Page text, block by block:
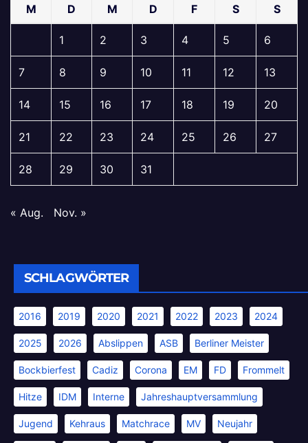
M D M D F S S
1 2 3 4 5 6
7 8 9 10 11 12 13
14 15 16 17 18 19 20
21 22 23 24 25 26 27
28 29 30 31
« Aug. Nov. »
SCHLAGWÖRTER
2016 2019 2020 2021 2022 2023 2024
2025 2026 Abslippen ASB Berliner Meister
Bockbierfest Cadiz Corona EM FD Frommelt
Hitze IDM Interne Jahreshauptversammlung
Jugend Kehraus Matchrace MV Neujahr